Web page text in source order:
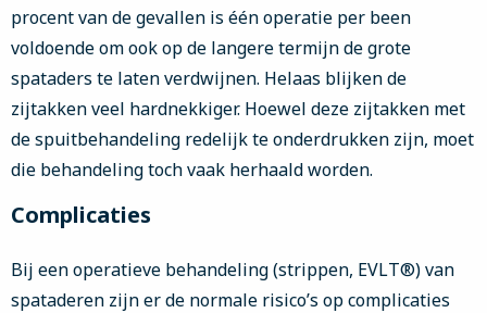
procent van de gevallen is één operatie per been
voldoende om ook op de langere termijn de grote
spataders te laten verdwijnen. Helaas blijken de
zijtakken veel hardnekkiger. Hoewel deze zijtakken met
de spuitbehandeling redelijk te onderdrukken zijn, moet
die behandeling toch vaak herhaald worden.
Complicaties
Bij een operatieve behandeling (strippen, EVLT®) van
spataderen zijn er de normale risico’s op complicaties